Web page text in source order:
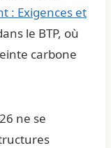
: Exigences et
le BTP, où
carbone
ne se